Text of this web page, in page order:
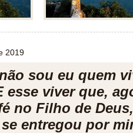
2019
sou eu quem
esse viver que,
no Filho de
entregou por